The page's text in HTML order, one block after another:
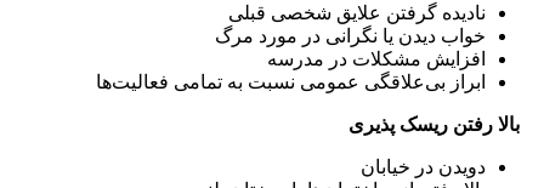
نادیده گرفتن علایق شخصی قبلی
خواب دیدن یا نگرانی در مورد مرگ
افزایش مشکلات در مدرسه
ابراز بی‌علاقگی عمومی نسبت به تمامی فعالیت‌ها
بالا رفتن ریسک پذیری
دویدن در خیابان